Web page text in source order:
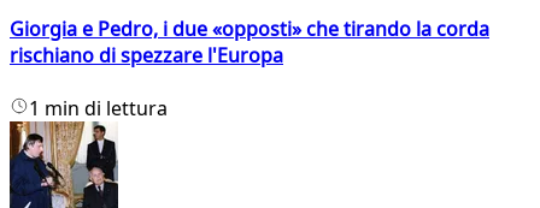
Giorgia e Pedro, i due «opposti» che tirando la corda
rischiano di spezzare l'Europa
1 min di lettura